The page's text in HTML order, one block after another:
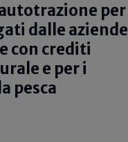
per
dalle aziende
con crediti
e per i
pesca